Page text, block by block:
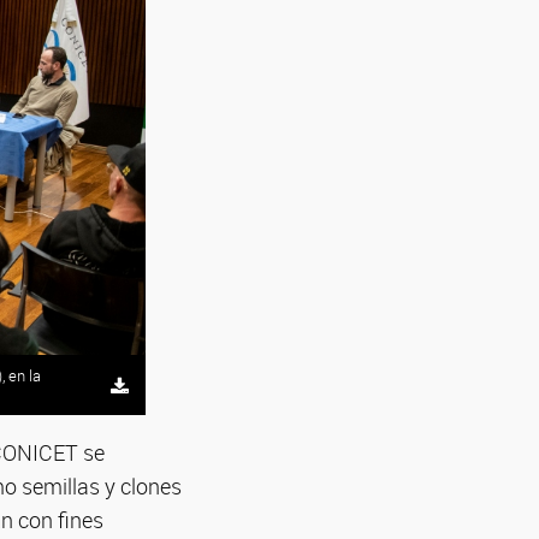
en la
en la
en la
en la
en la
en la
se
semillas y clones
con fines